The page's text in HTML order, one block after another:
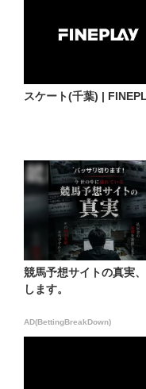
スケート(千葉) |
競馬予想サイトの真実
します。
AD(BettingBreakDown)